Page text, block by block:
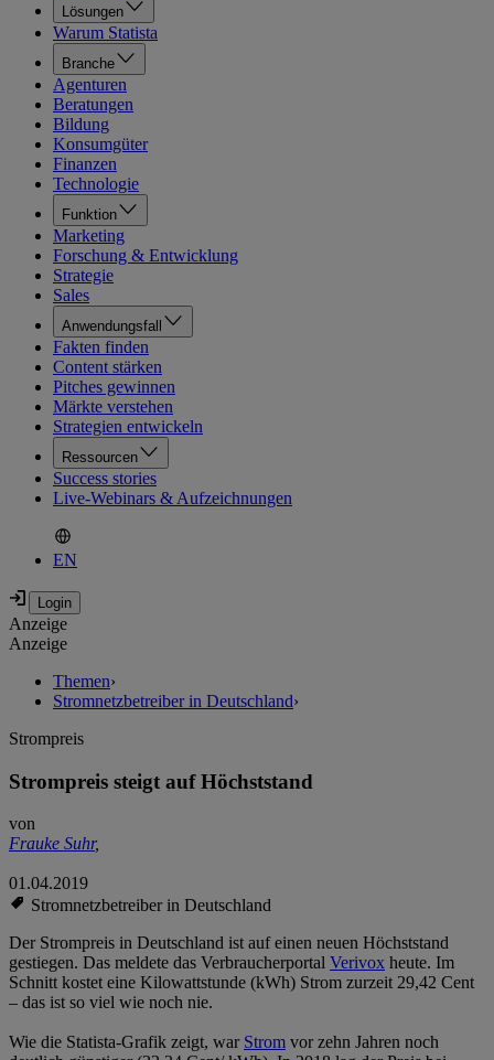
Lösungen
Warum Statista
Branche
Agenturen
Beratungen
Bildung
Konsumgüter
Finanzen
Technologie
Funktion
Marketing
Forschung & Entwicklung
Strategie
Sales
Anwendungsfall
Fakten finden
Content stärken
Pitches gewinnen
Märkte verstehen
Strategien entwickeln
Ressourcen
Success stories
Live-Webinars & Aufzeichnungen
EN
Anzeige
Anzeige
Themen›
Stromnetzbetreiber in Deutschland›
Strompreis
Strompreis steigt auf Höchststand
von
Frauke Suhr,
01.04.2019
Stromnetzbetreiber in Deutschland
Der Strompreis in Deutschland ist auf einen neuen Höchststand
gestiegen. Das meldete das Verbraucherportal Verivox heute. Im
Schnitt kostet eine Kilowattstunde (kWh) Strom zurzeit 29,42 Cent
– das ist so viel wie noch nie.
Wie die Statista-Grafik zeigt, war Strom vor zehn Jahren noch